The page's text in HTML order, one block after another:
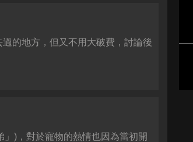
的地方，但又不用大破費，討論後
)，對於寵物的熱情也因為當初開